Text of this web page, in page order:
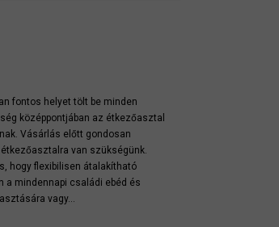
fontos helyet tölt be minden
középpontjában az étkezőasztal
Vásárlás előtt gondosan
van szükségünk.
hogy flexibilisen átalakítható
a mindennapi családi ebéd és
vagy...